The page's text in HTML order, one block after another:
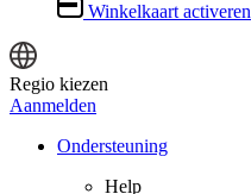
Winkelkaart activeren
Regio kiezen
Aanmelden
Ondersteuning
Help